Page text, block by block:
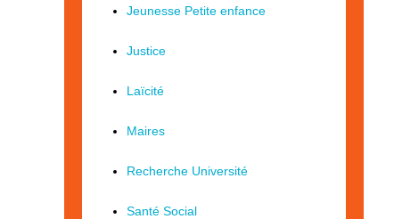
Jeunesse Petite enfance
Justice
Laïcité
Maires
Recherche Université
Santé Social